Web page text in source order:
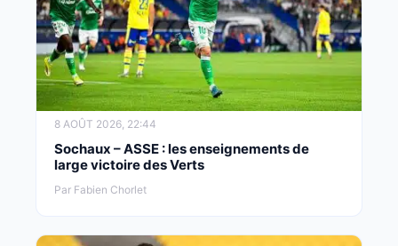
8 AOÛT 2026, 22:44
Sochaux – ASSE : les enseignements de
large victoire des Verts
Par Fabien Chorlet